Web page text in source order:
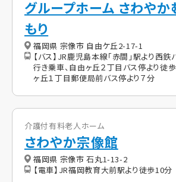
グループホーム さわや
もり
福岡県 宗像市 自由ケ丘2-17-1
【バス】JR鹿児島本線「赤間」駅より西
行き乗車、自由ヶ丘２丁目バス停より徒
ヶ丘１丁目郵便局前バス停より７分
介護付有料老人ホーム
さわやか宗像館
福岡県 宗像市 石丸1-13-2
【電車】JR福岡教育大前駅より徒歩10分